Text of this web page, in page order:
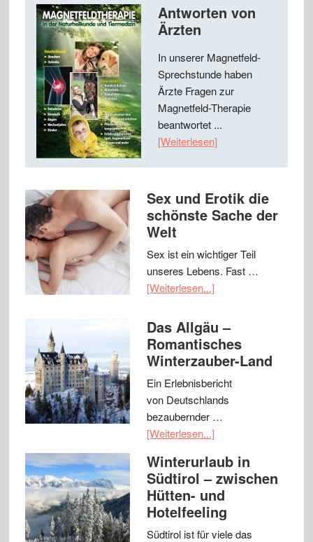
Antworten von
Ärzten
In unserer Magnetfeld-
Sprechstunde haben
Ärzte Fragen zur
Magnetfeld-Therapie
beantwortet ...
[Weiterlesen]
Sex und Erotik die
schönste Sache der
Welt
Sex ist ein wichtiger Teil
unseres Lebens. Fast …
[Weiterlesen...]
Das Allgäu –
Romantisches
Winterzauber-Land
Ein Erlebnisbericht
von Deutschlands
bezaubernder …
[Weiterlesen...]
Winterurlaub in
Südtirol – zwischen
Hütten- und
Hotelfeeling
Südtirol ist für viele das